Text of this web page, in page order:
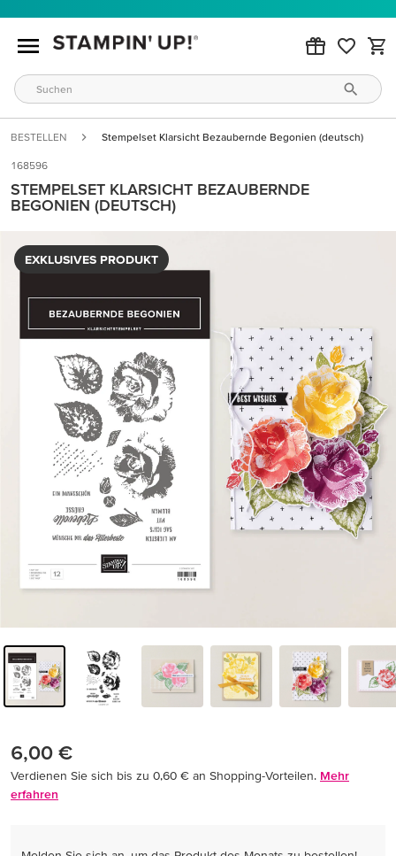
BESTELLEN Stempelset Klarsicht Bezaubernde Begonien (deutsch)
168596
STEMPELSET KLARSICHT BEZAUBERNDE
BEGONIEN (DEUTSCH)
EXKLUSIVES PRODUKT
6,00 €
Verdienen Sie sich bis zu 0,60 € an Shopping-Vorteilen. Mehr
erfahren